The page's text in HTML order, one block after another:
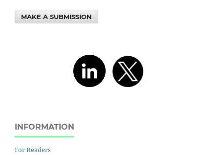
MAKE A SUBMISSION
INFORMATION
For Readers